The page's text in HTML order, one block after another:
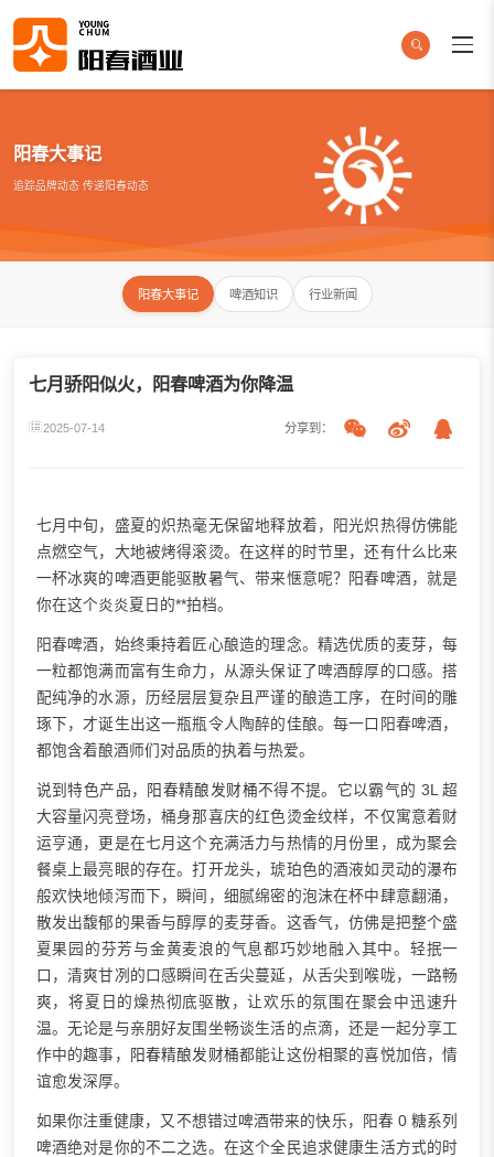
阳春大事记
追踪品牌动态 传递阳春动态
阳春大事记 啤酒知识 行业新闻
七月骄阳似火，阳春啤酒为你降温
2025-07-14 分享到：
七月中旬，盛夏的炽热毫无保留地释放着，阳光炽热得仿佛能
点燃空气，大地被烤得滚烫。在这样的时节里，还有什么比来
一杯冰爽的啤酒更能驱散暑气、带来惬意呢？阳春啤酒，就是
你在这个炎炎夏日的**拍档。
阳春啤酒，始终秉持着匠心酿造的理念。精选优质的麦芽，每
一粒都饱满而富有生命力，从源头保证了啤酒醇厚的口感。搭
配纯净的水源，历经层层复杂且严谨的酿造工序，在时间的雕
琢下，才诞生出这一瓶瓶令人陶醉的佳酿。每一口阳春啤酒，
都饱含着酿酒师们对品质的执着与热爱。
说到特色产品， 阳春精酿发财桶不得不提。它以霸气的 3L 超
大容量闪亮登场，桶身那喜庆的红色烫金纹样，不仅寓意着财
运亨通，更是在七月这个充满活力与热情的月份里，成为聚会
餐桌上最亮眼的存在。打开龙头，琥珀色的酒液如灵动的瀑布
般欢快地倾泻而下，瞬间，细腻绵密的泡沫在杯中肆意翻涌，
散发出馥郁的果香与醇厚的麦芽香。这香气，仿佛是把整个盛
夏果园的芬芳与金黄麦浪的气息都巧妙地融入其中。轻抿一
口，清爽甘冽的口感瞬间在舌尖蔓延，从舌尖到喉咙，一路畅
爽，将夏日的燥热彻底驱散，让欢乐的氛围在聚会中迅速升
温。无论是与亲朋好友围坐畅谈生活的点滴，还是一起分享工
作中的趣事，
阳春精酿发财桶都能让这份相聚的喜悦加倍，情
谊愈发深厚。
如果你注重健康，又不想错过啤酒带来的快乐，阳春 0 糖系列
啤酒绝对是你的不二之选。在这个全民追求健康生活方式的时